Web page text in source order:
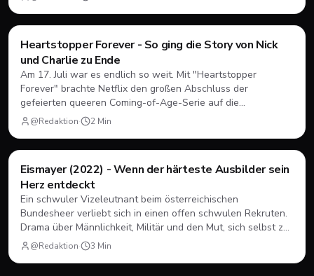
unter neuen Vorzeichen funktionieren.
Filme & Serien
Heartstopper Forever - So ging die Story von Nick
und Charlie zu Ende
Am 17. Juli war es endlich so weit. Mit "Heartstopper
Forever" brachte Netflix den großen Abschluss der
gefeierten queeren Coming-of-Age-Serie auf die
Bildschirme. Statt einer vierten Staffel gab es diesmal einen
abendfüllenden Spielfilm. Wir blicken zurück, wie sich Nick
@Redaktion· 2 Min
Filme & Serien
Eismayer (2022) - Wenn der härteste Ausbilder sein
Herz entdeckt
Ein schwuler Vizeleutnant beim österreichischen
Bundesheer verliebt sich in einen offen schwulen Rekruten.
Drama über Männlichkeit, Militär und den Mut, sich selbst zu
sein.@Redaktion· 3 Min